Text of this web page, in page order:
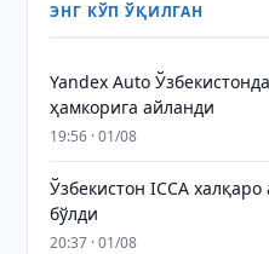
ЭНГ КЎП ЎҚИЛГАН
Yandex Auto
ҳамкорига айланди
19:56 · 01/08
Ўзбекистон ICCA
бўлди
20:37 · 01/08